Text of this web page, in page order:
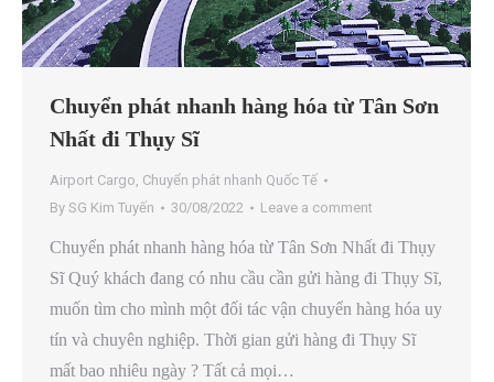
Chuyển phát nhanh hàng hóa từ Tân Sơn
Nhất đi Thụy Sĩ
Airport Cargo, Chuyển phát nhanh Quốc Tế
By SG Kim Tuyến 30/08/2022 Leave a comment
Chuyển phát nhanh hàng hóa từ Tân Sơn Nhất đi Thụy
Sĩ Quý khách đang có nhu cầu cần gửi hàng đi Thụy Sĩ,
muốn tìm cho mình một đối tác vận chuyển hàng hóa uy
tín và chuyên nghiệp. Thời gian gửi hàng đi Thụy Sĩ
mất bao nhiêu ngày ? Tất cả mọi…